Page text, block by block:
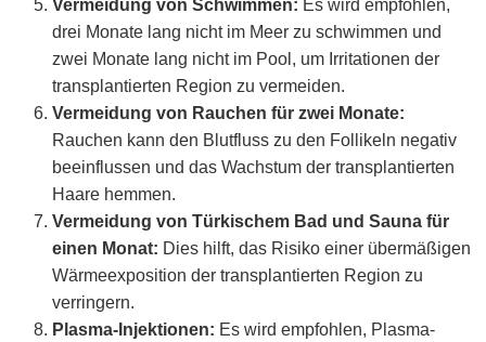
Vermeidung von Schwimmen: Es wird empfohlen,
drei Monate lang nicht im Meer zu schwimmen und
zwei Monate lang nicht im Pool, um Irritationen der
transplantierten Region zu vermeiden.
Vermeidung von Rauchen für zwei Monate:
Rauchen kann den Blutfluss zu den Follikeln negativ
beeinflussen und das Wachstum der transplantierten
Haare hemmen.
Vermeidung von Türkischem Bad und Sauna für
einen Monat: Dies hilft, das Risiko einer übermäßigen
Wärmeexposition der transplantierten Region zu
verringern.
Plasma-Injektionen: Es wird empfohlen, Plasma-